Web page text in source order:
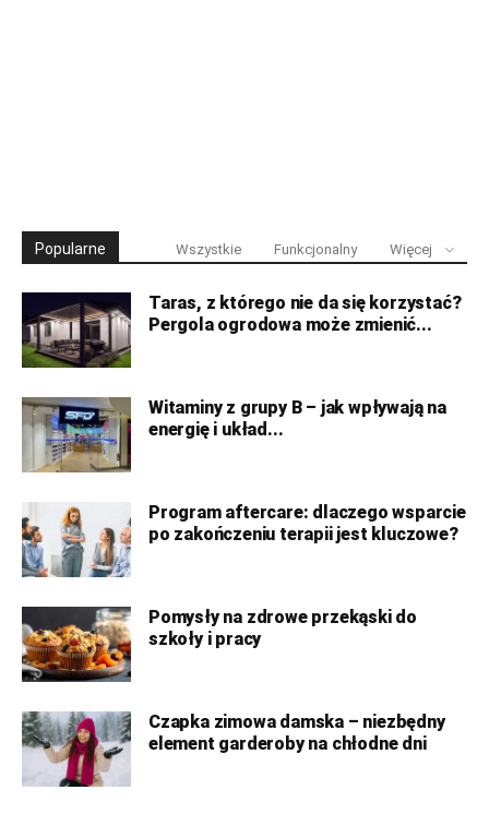
Popularne Wszystkie Funkcjonalny Więcej
Taras, z którego nie da się korzystać?
Pergola ogrodowa może zmienić...
Witaminy z grupy B – jak wpływają na
energię i układ...
Program aftercare: dlaczego wsparcie
po zakończeniu terapii jest kluczowe?
Pomysły na zdrowe przekąski do
szkoły i pracy
Czapka zimowa damska – niezbędny
element garderoby na chłodne dni